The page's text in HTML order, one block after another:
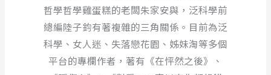
哲學哲學雞蛋糕的老闆朱家安與，泛科學前
總編陸子鈞有著複雜的三角關係。目前為泛
科學、女人迷、失落戀花園、姊妹淘等多個
平台的專欄作者，著有《在怦然之後》、